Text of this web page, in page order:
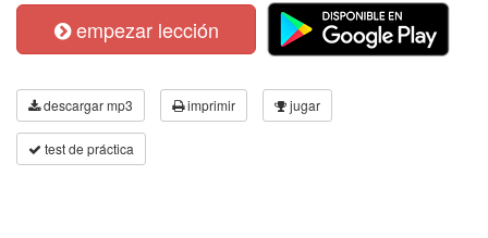
empezar lección
descargar mp3 imprimir jugar
test de práctica